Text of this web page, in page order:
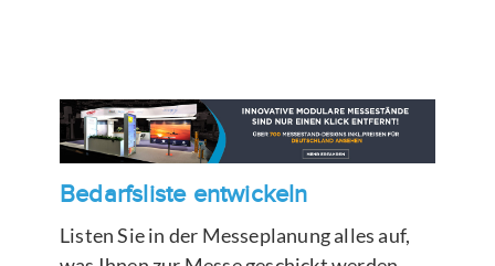
Bedarfsliste entwickeln
Listen Sie in der Messeplanung alles auf,